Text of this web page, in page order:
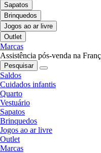
Sapatos
Brinquedos
Jogos ao ar livre
Outlet
Marcas
Assistência pós-venda na
Pesquisar
Saldos
Cuidados infantis
Quarto
Vestuário
Sapatos
Brinquedos
Jogos ao ar livre
Outlet
Marcas